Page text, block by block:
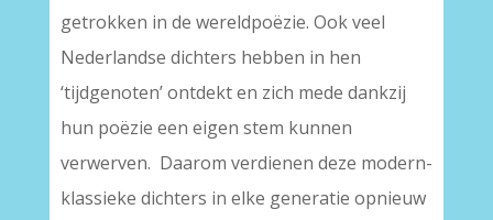
getrokken in de wereldpoëzie. Ook veel
Nederlandse dichters hebben in hen
‘tijdgenoten’ ontdekt en zich mede dankzij
hun poëzie een eigen stem kunnen
verwerven. Daarom verdienen deze modern-
klassieke dichters in elke generatie opnieuw